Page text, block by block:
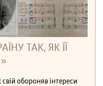
ТАК, ЯК ЇЇ
свій обороняв інтереси